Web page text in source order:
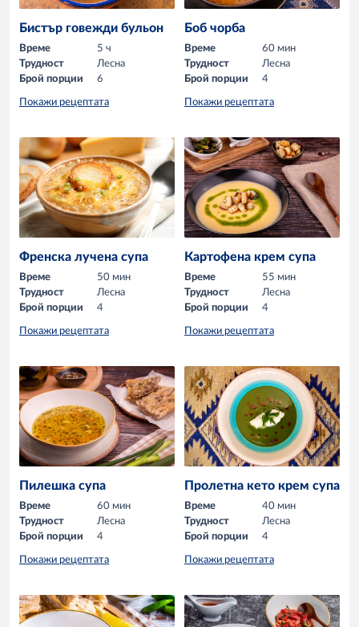
Бистър говежди бульон
Време
5 ч
Трудност
Лесна
Брой порции
6
Покажи рецептата
Боб чорба
Време
60 мин
Трудност
Лесна
Брой порции
4
Покажи рецептата
Френска лучена супа
Време
50 мин
Трудност
Лесна
Брой порции
4
Покажи рецептата
Картофена крем супа
Време
55 мин
Трудност
Лесна
Брой порции
4
Покажи рецептата
Пилешка супа
Време
60 мин
Трудност
Лесна
Брой порции
4
Покажи рецептата
Пролетна кето крем супа
Време
40 мин
Трудност
Лесна
Брой порции
4
Покажи рецептата